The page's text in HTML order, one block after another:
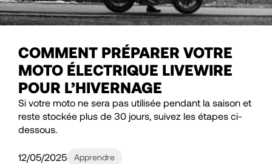
COMMENT PRÉPARER VOTRE
MOTO ÉLECTRIQUE LIVEWIRE
POUR L’HIVERNAGE
Si votre moto ne sera pas utilisée pendant la saison et
reste stockée plus de 30 jours, suivez les étapes ci-
dessous.
12/05/2025 Apprendre